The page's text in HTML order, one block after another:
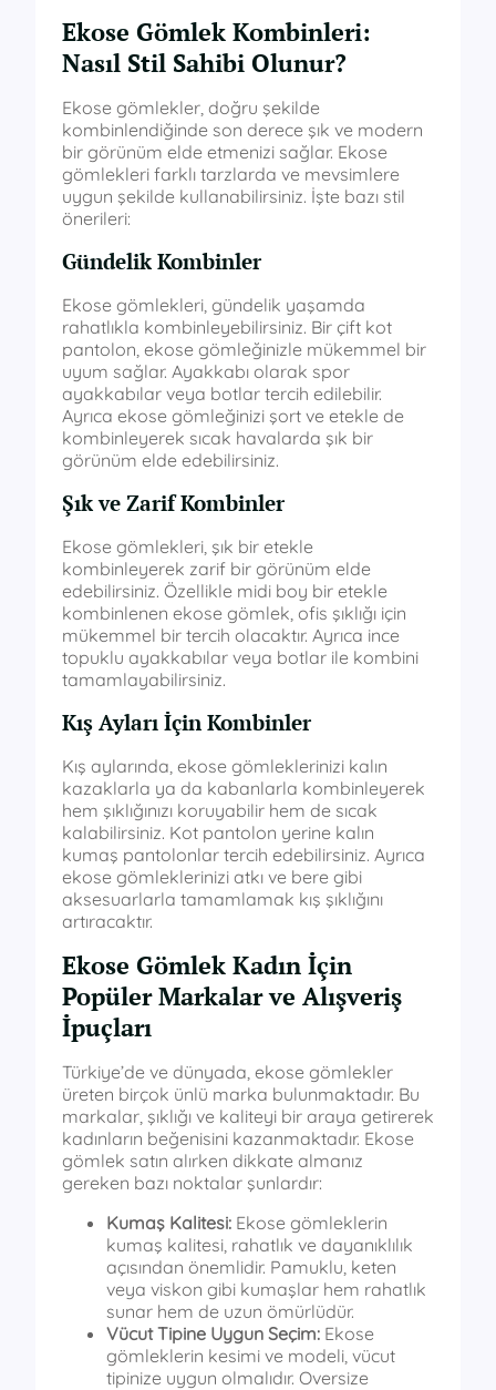
Ekose Gömlek Kombinleri:
Nasıl Stil Sahibi Olunur?
Ekose gömlekler, doğru şekilde
kombinlendiğinde son derece şık ve modern
bir görünüm elde etmenizi sağlar. Ekose
gömlekleri farklı tarzlarda ve mevsimlere
uygun şekilde kullanabilirsiniz. İşte bazı stil
önerileri:
Gündelik Kombinler
Ekose gömlekleri, gündelik yaşamda
rahatlıkla kombinleyebilirsiniz. Bir çift kot
pantolon, ekose gömleğinizle mükemmel bir
uyum sağlar. Ayakkabı olarak spor
ayakkabılar veya botlar tercih edilebilir.
Ayrıca ekose gömleğinizi şort ve etekle de
kombinleyerek sıcak havalarda şık bir
görünüm elde edebilirsiniz.
Şık ve Zarif Kombinler
Ekose gömlekleri, şık bir etekle
kombinleyerek zarif bir görünüm elde
edebilirsiniz. Özellikle midi boy bir etekle
kombinlenen ekose gömlek, ofis şıklığı için
mükemmel bir tercih olacaktır. Ayrıca ince
topuklu ayakkabılar veya botlar ile kombini
tamamlayabilirsiniz.
Kış Ayları İçin Kombinler
Kış aylarında, ekose gömleklerinizi kalın
kazaklarla ya da kabanlarla kombinleyerek
hem şıklığınızı koruyabilir hem de sıcak
kalabilirsiniz. Kot pantolon yerine kalın
kumaş pantolonlar tercih edebilirsiniz. Ayrıca
ekose gömleklerinizi atkı ve bere gibi
aksesuarlarla tamamlamak kış şıklığını
artıracaktır.
Ekose Gömlek Kadın İçin
Popüler Markalar ve Alışveriş
İpuçları
Türkiye’de ve dünyada, ekose gömlekler
üreten birçok ünlü marka bulunmaktadır. Bu
markalar, şıklığı ve kaliteyi bir araya getirerek
kadınların beğenisini kazanmaktadır. Ekose
gömlek satın alırken dikkate almanız
gereken bazı noktalar şunlardır:
Kumaş Kalitesi: Ekose gömleklerin
kumaş kalitesi, rahatlık ve dayanıklılık
açısından önemlidir. Pamuklu, keten
veya viskon gibi kumaşlar hem rahatlık
sunar hem de uzun ömürlüdür.
Vücut Tipine Uygun Seçim: Ekose
gömleklerin kesimi ve modeli, vücut
tipinize uygun olmalıdır. Oversize